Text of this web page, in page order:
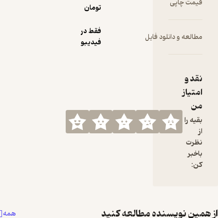
فایل
فقط در
فیدیبو
مطالعه کنید